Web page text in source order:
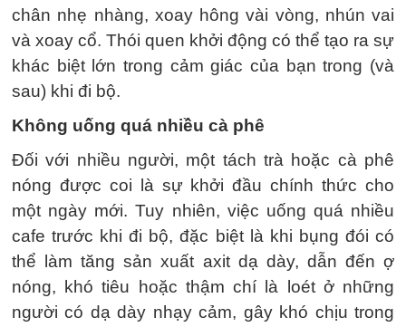
chân nhẹ nhàng, xoay hông vài vòng, nhún vai
và xoay cổ. Thói quen khởi động có thể tạo ra sự
khác biệt lớn trong cảm giác của bạn trong (và
sau) khi đi bộ.
Không uống quá nhiều cà phê
Đối với nhiều người, một tách trà hoặc cà phê
nóng được coi là sự khởi đầu chính thức cho
một ngày mới. Tuy nhiên, việc uống quá nhiều
cafe trước khi đi bộ, đặc biệt là khi bụng đói có
thể làm tăng sản xuất axit dạ dày, dẫn đến ợ
nóng, khó tiêu hoặc thậm chí là loét ở những
người có dạ dày nhạy cảm, gây khó chịu trong